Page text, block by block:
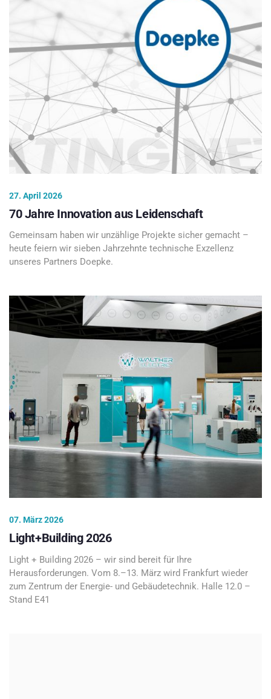
27. April 2026
70 Jahre Innovation aus Leidenschaft
Gemeinsam haben wir unzählige Projekte sicher gemacht –
heute feiern wir sieben Jahrzehnte technische Exzellenz
unseres Partners Doepke.
07. März 2026
Light+Building 2026
Light + Building 2026 – wir sind bereit für Ihre
Herausforderungen. Vom 8.–13. März wird Frankfurt wieder
zum Zentrum der Energie- und Gebäudetechnik. Halle 12.0 –
Stand E41